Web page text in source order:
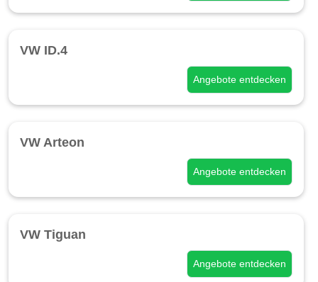
VW ID.4
Angebote entdecken
VW Arteon
Angebote entdecken
VW Tiguan
Angebote entdecken